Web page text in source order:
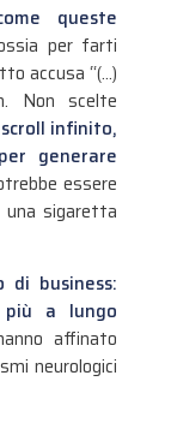
queste
per farti
accusa “(…)
Non scelte
infinito,
generare
essere
una sigaretta
di business:
a lungo
affinato
neurologici